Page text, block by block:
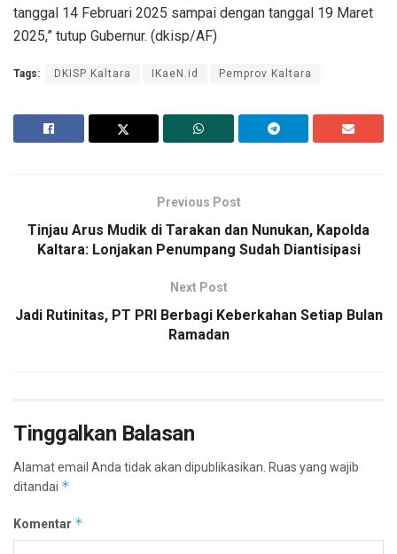
tanggal 14 Februari 2025 sampai dengan tanggal 19 Maret
2025,” tutup Gubernur. (dkisp/AF)
Tags: DKISP Kaltara IKaeN.id Pemprov Kaltara
Previous Post
Tinjau Arus Mudik di Tarakan dan Nunukan, Kapolda
Kaltara: Lonjakan Penumpang Sudah Diantisipasi
Next Post
Jadi Rutinitas, PT PRI Berbagi Keberkahan Setiap Bulan
Ramadan
Tinggalkan Balasan
Alamat email Anda tidak akan dipublikasikan. Ruas yang wajib
ditandai *
Komentar *